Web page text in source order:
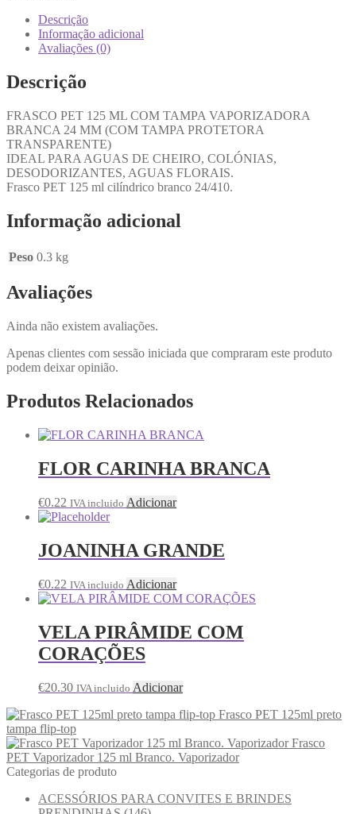
Descrição
Informação adicional
Avaliações (0)
Descrição
FRASCO PET 125 ML COM TAMPA VAPORIZADORA
BRANCA 24 MM (COM TAMPA PROTETORA
TRANSPARENTE)
IDEAL PARA AGUAS DE CHEIRO, COLÓNIAS,
DESODORIZANTES, AGUAS FLORAIS.
Frasco PET 125 ml cilíndrico branco 24/410.
Informação adicional
Peso 0.3 kg
Avaliações
Ainda não existem avaliações.
Apenas clientes com sessão iniciada que compraram este produto
podem deixar opinião.
Produtos Relacionados
FLOR CARINHA BRANCA
€0.22 IVA incluido Adicionar
JOANINHA GRANDE
€0.22 IVA incluido Adicionar
VELA PIRÂMIDE COM
CORAÇÕES
€20.30 IVA incluido Adicionar
Frasco PET 125ml preto
tampa flip-top
Frasco
PET Vaporizador 125 ml Branco. Vaporizador
Categorias de produto
ACESSÓRIOS PARA CONVITES E BRINDES